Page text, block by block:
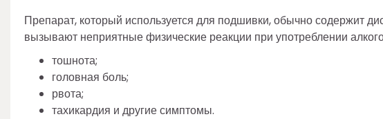
Препарат, который используется для подшивки, обычно содержит
вызывают неприятные физические реакции при употреблении
тошнота;
головная боль;
рвота;
тахикардия и другие симптомы.